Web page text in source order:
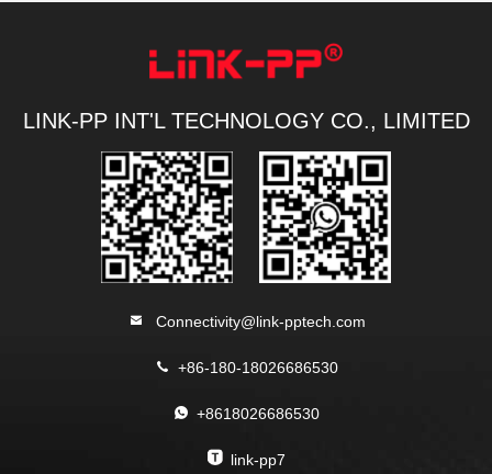
LINK-PP INT'L TECHNOLOGY CO., LIMITED
Connectivity@link-pptech.com
+86-180-18026686530
+8618026686530
link-pp7